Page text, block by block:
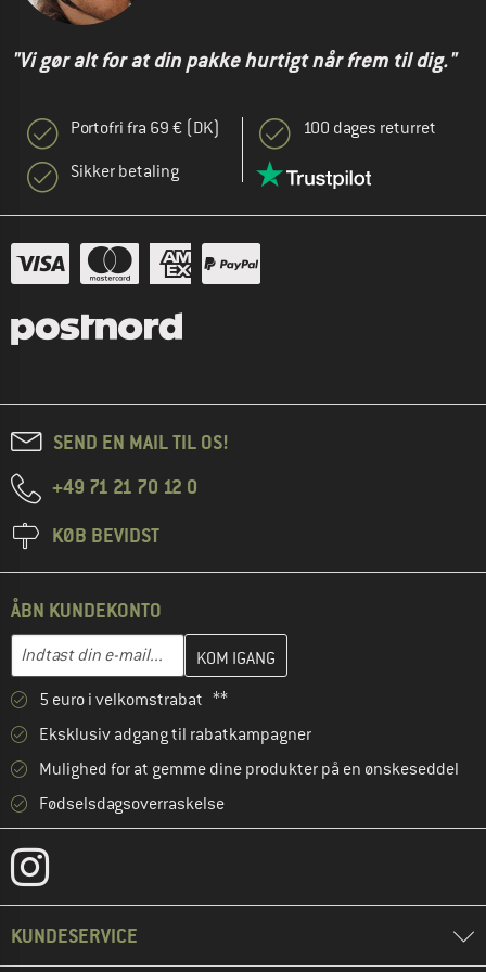
"Vi gør alt for at din pakke hurtigt når frem til dig."
Portofri fra 69 € (DK)
Sikker betaling
100 dages returret
SEND EN MAIL TIL OS!
+49 71 21 70 12 0
KØB BEVIDST
ÅBN KUNDEKONTO
E-mail-adresse
Indtast din e-mailadresse her, og opret i næste trin din
5 euro i velkomstrabat **
Eksklusiv adgang til rabatkampagner
Mulighed for at gemme dine produkter på en ønskeseddel
Fødselsdagsoverraskelse
KUNDESERVICE